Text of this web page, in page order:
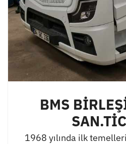
BMS
1968 yılında ilk